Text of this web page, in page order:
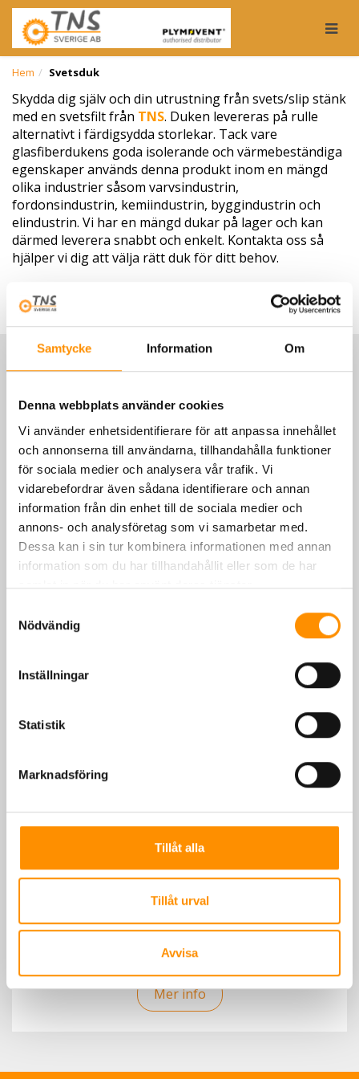
Samtycke Information Om
Denna webbplats använder cookies
Vi använder enhetsidentifierare för att anpassa innehållet
och annonserna till användarna, tillhandahålla funktioner
för sociala medier och analysera vår trafik. Vi
vidarebefordrar även sådana identifierare och annan
information från din enhet till de sociala medier och
annons- och analysföretag som vi samarbetar med.
Dessa kan i sin tur kombinera informationen med annan
information som du har tillhandahållit eller som de har
samlat in när du har använt deras tjänster.
Nödvändig
Inställningar
Statistik
Marknadsföring
Tillåt alla
Tillåt urval
Avvisa
Hem Svetsduk
Skydda dig själv och din utrustning från svets/slip stänk
med en svetsfilt från TNS. Duken levereras på rulle
alternativt i färdigsydda storlekar. Tack vare
glasfiberdukens goda isolerande och värmebeständiga
egenskaper används denna produkt inom en mängd
olika industrier såsom varvsindustrin,
fordonsindustrin, kemiindustrin, byggindustrin och
elindustrin. Vi har en mängd dukar på lager och kan
därmed leverera snabbt och enkelt. Kontakta oss så
hjälper vi dig att välja rätt duk för ditt behov.
Svetsfilt färdigsydd
Svetsfilt på rulle
Mer info